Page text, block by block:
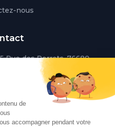
nous
Rue des Perrets, 76680
France
55 12